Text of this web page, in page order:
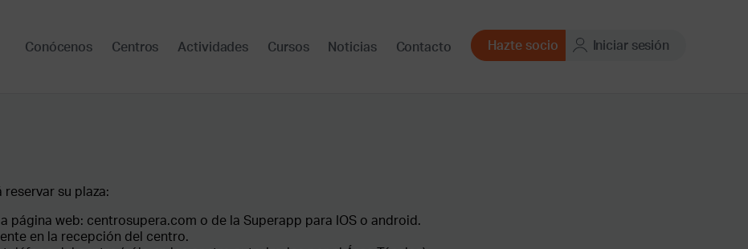
Conócenos Centros Actividades Cursos Noticias Contacto Hazte socio Iniciar sesión
su plaza:
página web: centrosupera.com o de la Superapp para IOS o android.
en la recepción del centro.